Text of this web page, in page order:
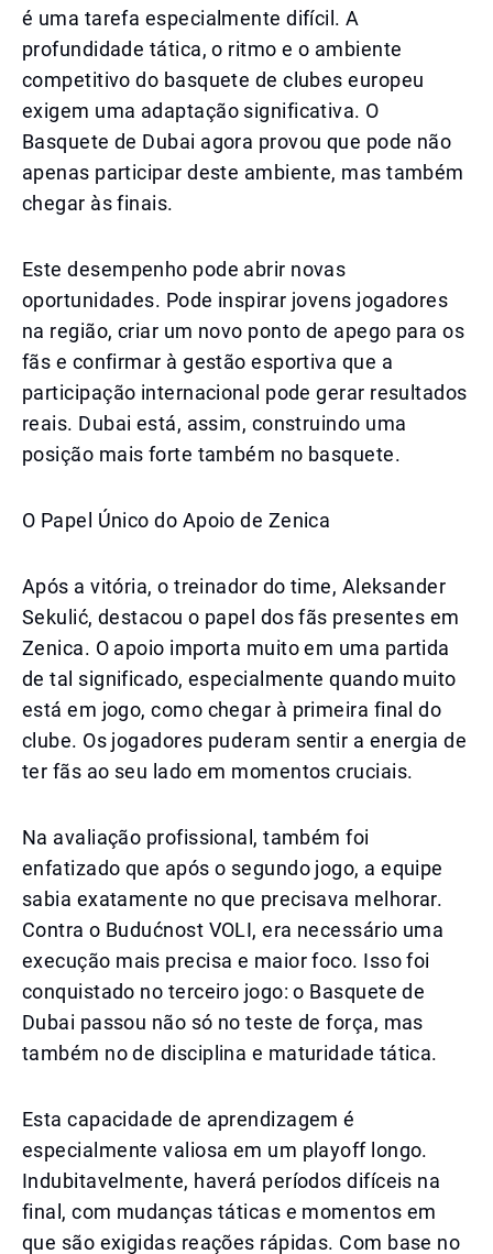
é uma tarefa especialmente difícil. A
profundidade tática, o ritmo e o ambiente
competitivo do basquete de clubes europeu
exigem uma adaptação significativa. O
Basquete de Dubai agora provou que pode não
apenas participar deste ambiente, mas também
chegar às finais.
Este desempenho pode abrir novas
oportunidades. Pode inspirar jovens jogadores
na região, criar um novo ponto de apego para os
fãs e confirmar à gestão esportiva que a
participação internacional pode gerar resultados
reais. Dubai está, assim, construindo uma
posição mais forte também no basquete.
O Papel Único do Apoio de Zenica
Após a vitória, o treinador do time, Aleksander
Sekulić, destacou o papel dos fãs presentes em
Zenica. O apoio importa muito em uma partida
de tal significado, especialmente quando muito
está em jogo, como chegar à primeira final do
clube. Os jogadores puderam sentir a energia de
ter fãs ao seu lado em momentos cruciais.
Na avaliação profissional, também foi
enfatizado que após o segundo jogo, a equipe
sabia exatamente no que precisava melhorar.
Contra o Budućnost VOLI, era necessário uma
execução mais precisa e maior foco. Isso foi
conquistado no terceiro jogo: o Basquete de
Dubai passou não só no teste de força, mas
também no de disciplina e maturidade tática.
Esta capacidade de aprendizagem é
especialmente valiosa em um playoff longo.
Indubitavelmente, haverá períodos difíceis na
final, com mudanças táticas e momentos em
que são exigidas reações rápidas. Com base no